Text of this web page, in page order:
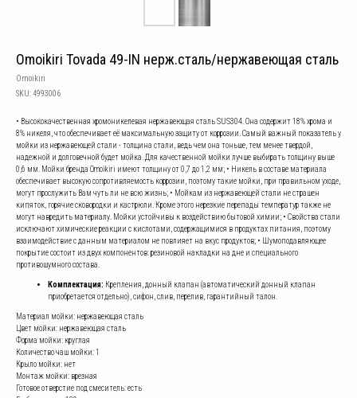
Omoikiri Tovada 49-IN нерж.сталь/нержавеющая сталь
Omoikiri
SKU:4993006
• Высококачественная хромоникелевая нержавеющая сталь SUS304. Она содержит 18% хрома и
8% никеля, что обеспечивает её максимальную защиту от коррозии. Самый важный показатель у
мойки из нержавеющей стали - толщина стали, ведь чем она тоньше, тем менее твердой,
надежной и долговечной будет мойка. Для качественной мойки лучше выбирать толщину выше
0,6 мм. Мойки бренда Omoikiri имеют толщину от 0,7 до 1,2 мм; • Никель в составе материала
обеспечивает высокую сопротивляемость коррозии, поэтому такие мойки, при правильном уходе,
могут прослужить Вам чуть ли не всю жизнь; • Мойкам из нержавеющей стали не страшен
кипяток, горячие сковородки и кастрюли. Кроме этого нерезкие перепады температур также не
могут навредить материалу. Мойки устойчивы к воздействию бытовой химии; • Свойства стали
исключают химические реакции с кислотами, содержащимися в продуктах питания, поэтому
взаимодействие с данным материалом не повлияет на вкус продуктов; • Шумоподавляющее
покрытие состоит из двух компонентов: резиновой накладки на дне и специального
противошумного состава.
Комплектация: Крепления, донный клапан (автоматический донный клапан
приобретается отдельно), сифон, слив, перелив, гарантийный талон.
Материал мойки: нержавеющая сталь
Цвет мойки: нержавеющая сталь
Форма мойки: круглая
Количество чаш мойки: 1
Крыло мойки: нет
Монтаж мойки: врезная
Готовое отверстие под смеситель: есть